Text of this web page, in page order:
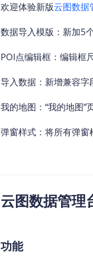
欢迎体验新版云图数据
数据导入模版：新加5
POI点编辑框：编辑框
导入数据：新增兼容
我的地图：“我的地图
弹窗样式：将所有弹
云图数据管
功能